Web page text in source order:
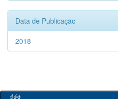
Data de Publicação
2018